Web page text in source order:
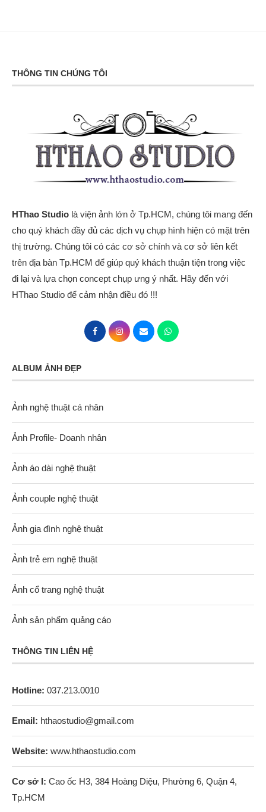
THÔNG TIN CHÚNG TÔI
HThao Studio là viện ảnh lớn ở Tp.HCM, chúng tôi mang đến
cho quý khách đầy đủ các dịch vụ chụp hình hiện có mặt trên
thị trường. Chúng tôi có các cơ sở chính và cơ sở liên kết
trên địa bàn Tp.HCM để giúp quý khách thuận tiện trong việc
đi lại và lựa chọn concept chụp ưng ý nhất. Hãy đến với
HThao Studio để cảm nhận điều đó !!!
ALBUM ẢNH ĐẸP
Ảnh nghệ thuật cá nhân
Ảnh Profile- Doanh nhân
Ảnh áo dài nghệ thuật
Ảnh couple nghệ thuật
Ảnh gia đình nghệ thuật
Ảnh trẻ em nghệ thuật
Ảnh cổ trang nghệ thuật
Ảnh sản phẩm quảng cáo
THÔNG TIN LIÊN HỆ
Hotline: 037.213.0010
Email: hthaostudio@gmail.com
Website: www.hthaostudio.com
Cơ sở I: Cao ốc H3, 384 Hoàng Diệu, Phường 6, Quận 4,
Tp.HCM